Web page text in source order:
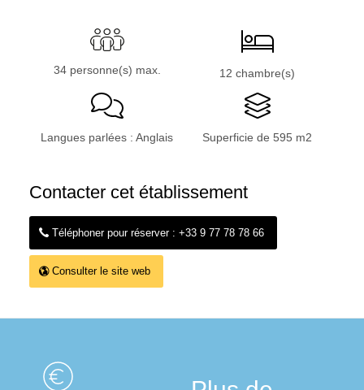
34 personne(s) max. 12 chambre(s)
Langues parlées : Anglais Superficie de 595 m2
Contacter cet établissement
Téléphoner pour réserver : +33 9 77 78 78 66
Consulter le site web